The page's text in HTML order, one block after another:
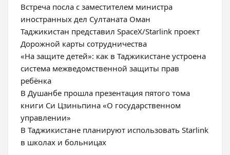
Встреча посла с заместителем министра
иностранных дел Султаната Оман
Таджикистан представил SpaceX/Starlink проект
Дорожной карты сотрудничества
«На защите детей»: как в Таджикистане устроена
система межведомственной защиты прав
ребёнка
В Душанбе прошла презентация пятого тома
книги Си Цзиньпина «О государственном
управлении»
В Таджикистане планируют использовать Starlink
в школах и больницах